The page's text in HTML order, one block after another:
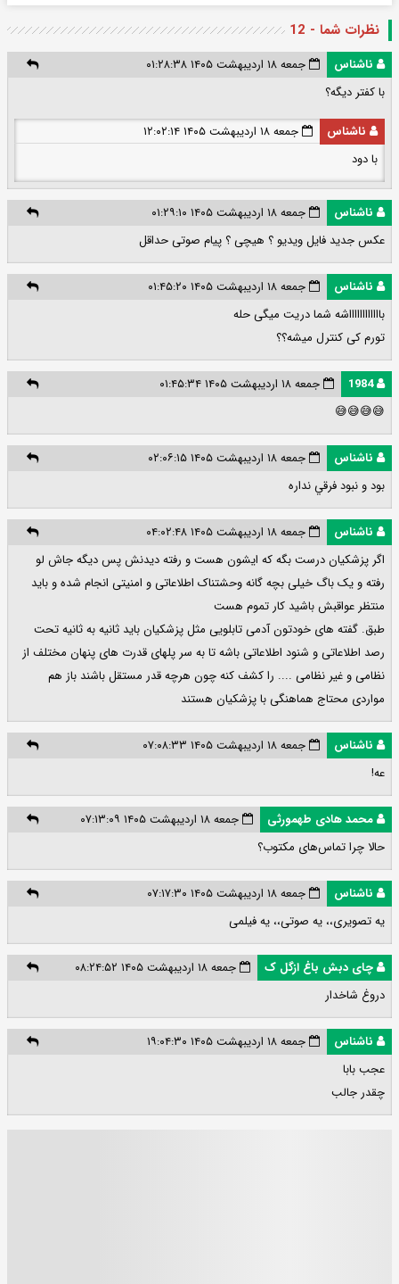
نظرات شما - 12
ناشناس
جمعه ۱۸ اردیبهشت ۱۴۰۵ ۰۱:۲۸:۳۸
با کفتر دیگه؟
ناشناس
جمعه ۱۸ اردیبهشت ۱۴۰۵ ۱۲:۰۲:۱۴
با دود
ناشناس
جمعه ۱۸ اردیبهشت ۱۴۰۵ ۰۱:۲۹:۱۰
عکس جدید فایل ویدیو ؟ هیچی ؟ پیام صوتی حداقل
ناشناس
جمعه ۱۸ اردیبهشت ۱۴۰۵ ۰۱:۴۵:۲۰
بااااااااااااشه شما دریت میگی حله
تورم کی کنترل میشه؟؟
1984
جمعه ۱۸ اردیبهشت ۱۴۰۵ ۰۱:۴۵:۳۴
😅😅😅😅
ناشناس
جمعه ۱۸ اردیبهشت ۱۴۰۵ ۰۲:۰۶:۱۵
بود و نبود فرقي نداره
ناشناس
جمعه ۱۸ اردیبهشت ۱۴۰۵ ۰۴:۰۲:۴۸
اگر پزشکیان درست بگه که ایشون هست و رفته دیدنش پس دیگه جاش لو
رفته و یک باگ خیلی بچه گانه وحشتناک اطلاعاتی و امنیتی انجام شده و باید
منتظر عواقبش باشید کار تموم هست
طبق. گفته های خودتون آدمی تابلویی مثل پزشکیان باید ثانیه به ثانیه تحت
رصد اطلاعاتی و شنود اطلاعاتی باشه تا به سر پلهای قدرت های پنهان مختلف از
نظامی و غیر نظامی .... را کشف کنه چون هرچه قدر مستقل باشند باز هم
مواردی محتاج هماهنگی با پزشکیان هستند
ناشناس
جمعه ۱۸ اردیبهشت ۱۴۰۵ ۰۷:۰۸:۳۳
عه!
محمد هادی طهمورثی
جمعه ۱۸ اردیبهشت ۱۴۰۵ ۰۷:۱۳:۰۹
حالا چرا تماس‌های مکتوب؟
ناشناس
جمعه ۱۸ اردیبهشت ۱۴۰۵ ۰۷:۱۷:۳۰
یه تصویری،، یه صوتی،، یه فیلمی
چای دبش باغ ازگل ک
جمعه ۱۸ اردیبهشت ۱۴۰۵ ۰۸:۲۴:۵۲
دروغ شاخدار
ناشناس
جمعه ۱۸ اردیبهشت ۱۴۰۵ ۱۹:۰۴:۳۰
عجب بابا
چقدر جالب